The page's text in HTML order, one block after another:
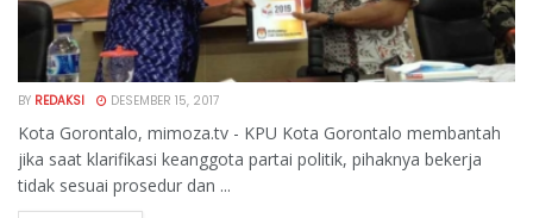
BY REDAKSI DESEMBER 15, 2017
Kota Gorontalo, mimoza.tv - KPU Kota Gorontalo membantah
jika saat klarifikasi keanggota partai politik, pihaknya bekerja
tidak sesuai prosedur dan ...